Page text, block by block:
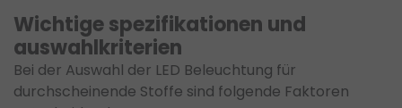
Wichtige spezifikationen und
auswahlkriterien
Bei der Auswahl der LED Beleuchtung für
durchscheinende Stoffe sind folgende Faktoren